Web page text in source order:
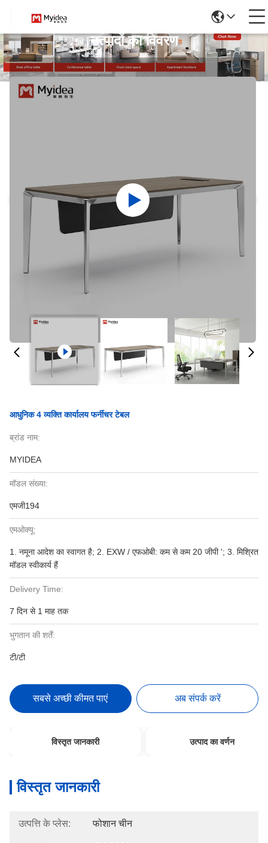
उत्पादों का विवरण
आधुनिक 4 व्यक्ति कार्यालय फर्नीचर टेबल
ब्रांड नाम:
MYIDEA
मॉडल संख्या:
एमजी194
एमओक्यू:
1. नमूना आदेश का स्वागत है; 2. EXW / एफओबी: कम से कम 20 जीपी '; 3. मिश्रित
मॉडल स्वीकार्य हैं
Delivery Time:
7 दिन से 1 माह तक
भुगतान की शर्तें:
टी/टी
सबसे अच्छी कीमत पाएं अब संपर्क करें
विस्तृत जानकारी उत्पाद का वर्णन
विस्तृत जानकारी
उत्पत्ति के प्लेस: फोशान चीन